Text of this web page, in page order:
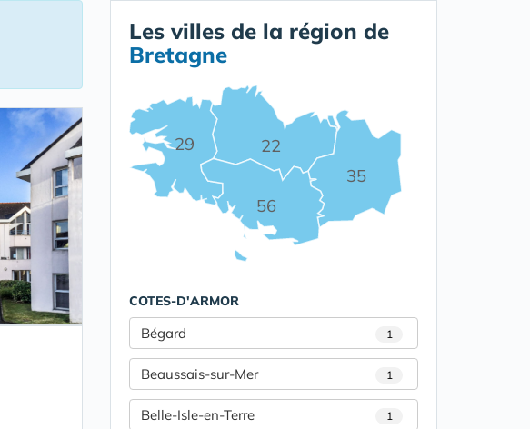
Les villes de la région de
Bretagne
22
29
35
56
COTES-D'ARMOR
Bégard 1
Beaussais-sur-Mer 1
Belle-Isle-en-Terre 1